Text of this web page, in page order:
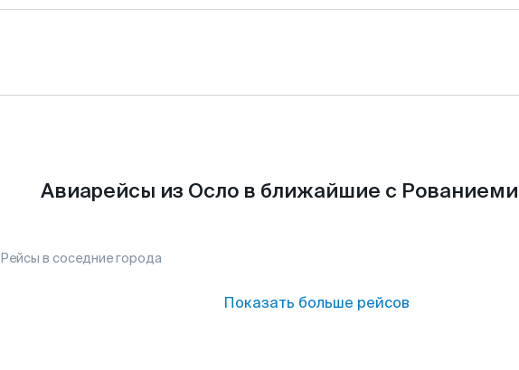
Авиарейсы из Осло в ближайшие с Рованиеми
Рейсы в соседние города
Показать больше рейсов